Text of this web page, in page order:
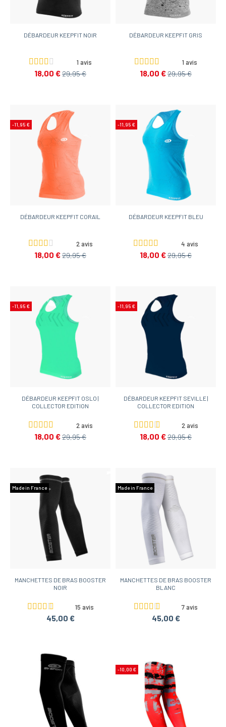
DÉBARDEUR KEEPFIT NOIR
1 avis
18,00 €29,95 €
DÉBARDEUR KEEPFIT GRIS
1 avis
18,00 €29,95 €
-11,95 €
DÉBARDEUR KEEPFIT CORAIL
2 avis
18,00 €29,95 €
-11,95 €
DÉBARDEUR KEEPFIT BLEU
4 avis
18,00 €29,95 €
-11,95 €
DÉBARDEUR KEEPFIT OSLO |
COLLECTOR EDITION
2 avis
18,00 €29,95 €
-11,95 €
DÉBARDEUR KEEPFIT SEVILLE |
COLLECTOR EDITION
2 avis
18,00 €29,95 €
Made in France
MANCHETTES DE BRAS BOOSTER
NOIR
15 avis
45,00 €
Made in France
MANCHETTES DE BRAS BOOSTER
BLANC
7 avis
45,00 €
-10,00 €